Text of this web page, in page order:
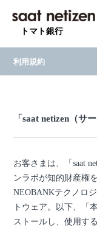
トマト銀行
利用規約
「saat netizen（サ
お客さまは、「saat
ンラボが知的財産権
NEOBANKテクノロ
トウェア。以下、「
ストールし、使用す